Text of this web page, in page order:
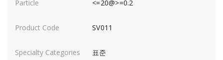
<=20@>=0.2
SV011
표준